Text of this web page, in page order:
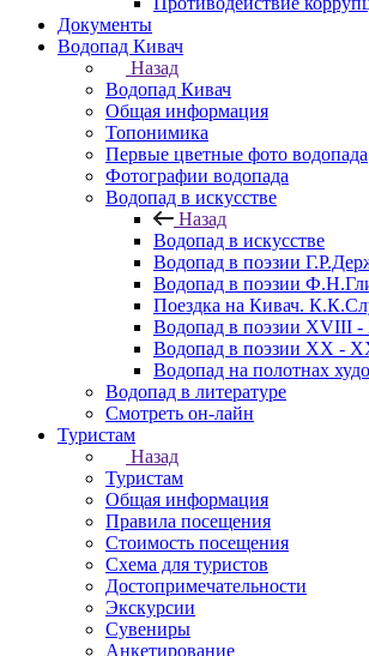
Документы
Водопад Кивач
Назад
Водопад Кивач
Общая информация
Топонимика
Первые цветные фото водопада
Фотографии водопада
Водопад в искусстве
Назад
Водопад в искусстве
Водопад в поэзии
Водопад в поэзии
Поездка на Кивач.
Водопад в поэзии XVIII -
Водопад в поэзии XX -
Водопад на полотнах
Водопад в литературе
Смотреть он-лайн
Туристам
Назад
Туристам
Общая информация
Правила посещения
Стоимость посещения
Схема для туристов
Достопримечательности
Экскурсии
Сувениры
Анкетирование